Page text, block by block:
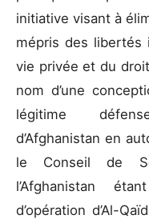
initiative visant à
mépris des libertés
vie privée et du droit
nom d’une
légitime
d’Afghanistan en
le Conseil de
l’Afghanistan
d’opération d’Al-